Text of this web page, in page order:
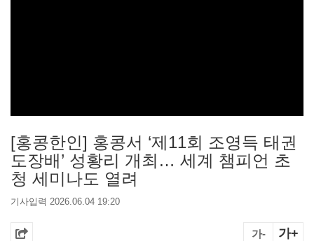
[홍콩한인] 홍콩서 ‘제11회 조영득 태권
도장배’ 성황리 개최… 세계 챔피언 초
청 세미나도 열려
기사입력 2026.06.04 19:20
가- 가+